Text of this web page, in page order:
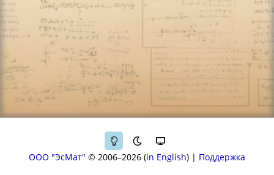
ООО "ЭсМат" © 2006–2026 in English | Поддержка